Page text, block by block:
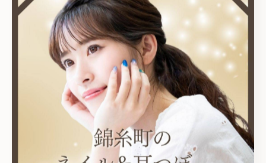
関連タグ
#錦糸町
カテゴリー Categories
全てのカテゴリー